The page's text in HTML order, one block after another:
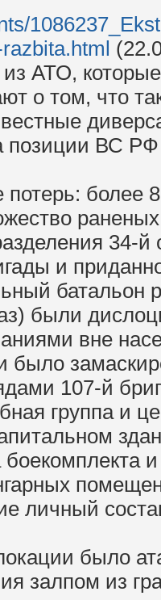
АТО,
о том, что
позиции ВС РФ
более
34-й
и
батальон
были
вне
было
107-й
группа и
личный
было
залпом из